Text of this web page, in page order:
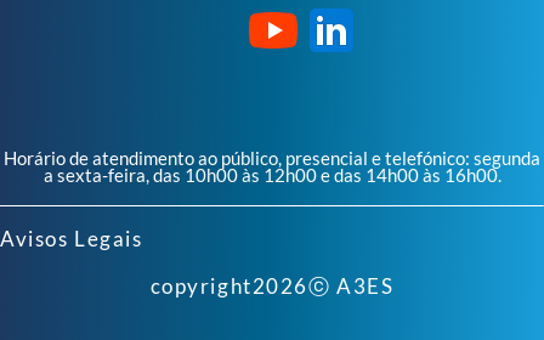
Horário de atendimento ao público, presencial e telefónico: segunda
a sexta-feira, das 10h00 às 12h00 e das 14h00 às 16h00.
Avisos Legais
copyright2026ⓒ A3ES